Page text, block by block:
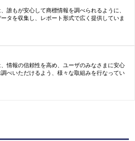
誰もが安心して商標情報を調べられるように、
タを収集し、レポート形式で広く提供していま
情報の信頼性を高め、ユーザのみなさまに安心
べいただけるよう、様々な取組みを行なってい